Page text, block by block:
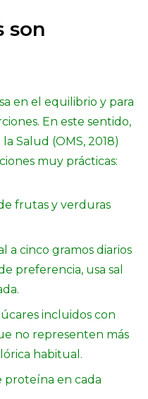
son
en el equilibrio y para
En este sentido,
Salud (OMS, 2018)
muy prácticas:
frutas y verduras
a cinco gramos diarios
preferencia, usa sal
incluidos con
no representen más
habitual.
proteína en cada